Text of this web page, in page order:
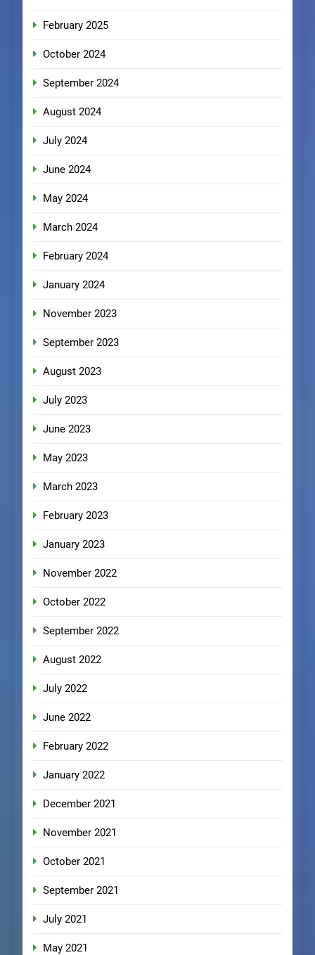
February 2025
October 2024
September 2024
August 2024
July 2024
June 2024
May 2024
March 2024
February 2024
January 2024
November 2023
September 2023
August 2023
July 2023
June 2023
May 2023
March 2023
February 2023
January 2023
November 2022
October 2022
September 2022
August 2022
July 2022
June 2022
February 2022
January 2022
December 2021
November 2021
October 2021
September 2021
July 2021
May 2021